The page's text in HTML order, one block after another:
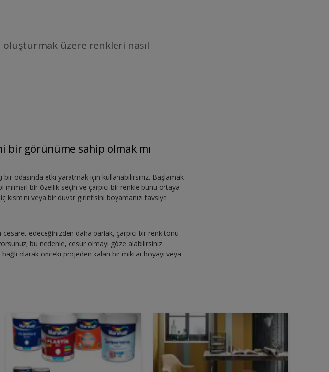
üzere renkleri nasıl
bir görünüme sahip olmak mı
odasında etki yaratmak için kullanabilirsiniz. Başlamak
mimari bir özellik seçin ve çarpıcı bir renkle bunu ortaya
veya bir duvar girintisini boyamanızı tavsiye
edeceğinizden daha parlak, çarpıcı bir renk tonu
bu nedenle, cesur olmayı göze alabilirsiniz.
olarak önceki projeden kalan bir miktar boyayı veya